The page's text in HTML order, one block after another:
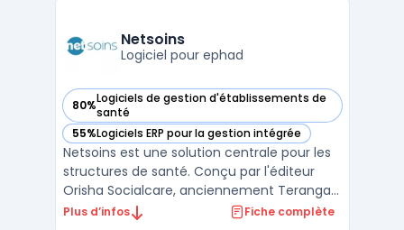
processus de vente, de stock, de logistique
et de relation clie ...
Netsoins
Logiciel pour ephad
80%Logiciels de gestion d'établissements de
santé
— voir Netsoins dans cette catégorie
55%Logiciels ERP pour la gestion intégrée
— voir Netsoins dans cette catégorie
Netsoins est une solution centrale pour les
structures de santé. Conçu par l'éditeur
Orisha Socialcare, anciennement Teranga
Software, ce logiciel médico-social aide les
Plus d’infos Fiche complète